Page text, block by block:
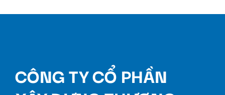
CÔNG TY CỔ PHẦN